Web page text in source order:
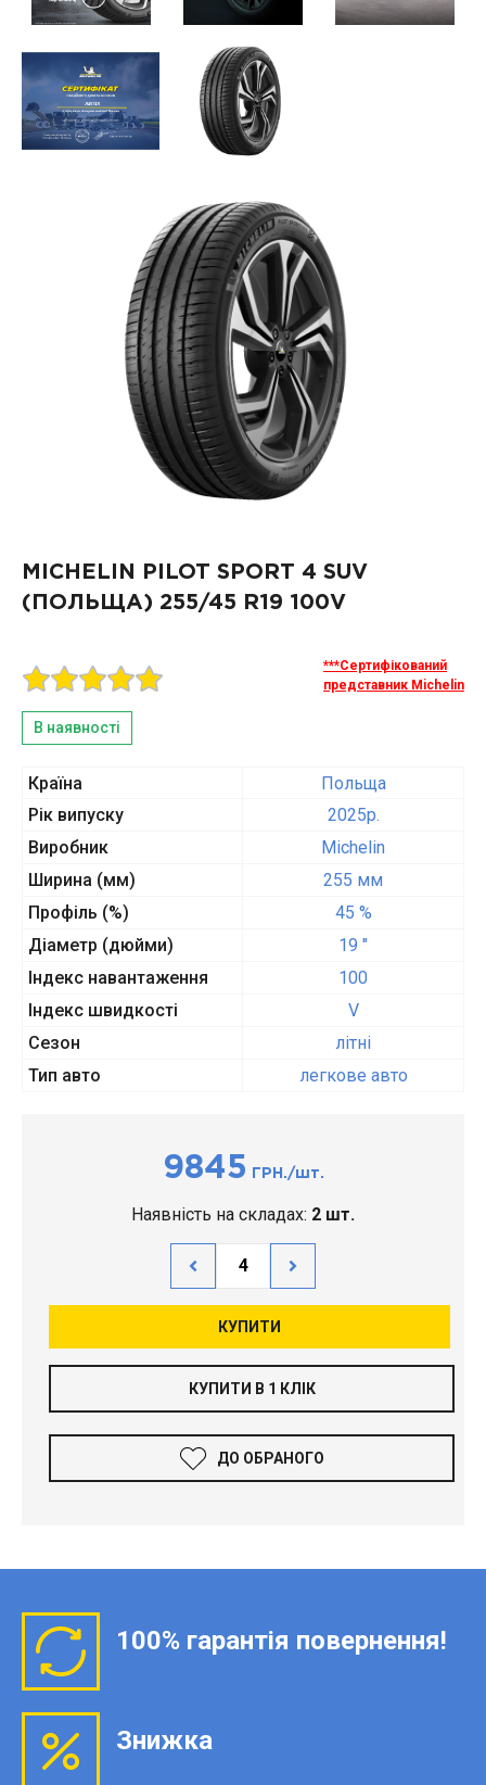
MICHELIN PILOT SPORT 4 SUV
(ПОЛЬЩА) 255/45 R19 100V
***Сертифікований
представник Michelin
В наявності
Країна
Польща
Рік випуску
2025p.
Виробник
Michelin
Ширина (мм)
255 мм
Профіль (%)
45 %
Діаметр (дюйми)
19 "
Індекс навантаження
100
Індекс швидкості
V
Сезон
літні
Тип авто
легкове авто
9845 ГРН./шт.
Наявність на складах: 2 шт.
КУПИТИ
КУПИТИ В 1 КЛІК
ДО ОБРАНОГО
100% гарантія повернення!
Знижка